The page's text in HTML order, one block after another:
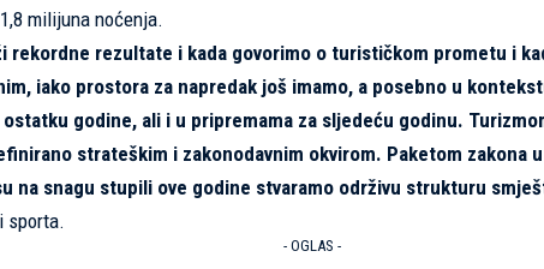
milijuna noćenja.
rekordne rezultate i kada govorimo o turističkom prometu i
iako prostora za napredak još imamo, a posebno u
godine, ali i u pripremama za sljedeću godinu.
strateškim i zakonodavnim okvirom. Paketom zakona
na snagu stupili ove godine stvaramo održivu strukturu
sporta.
- OGLAS -